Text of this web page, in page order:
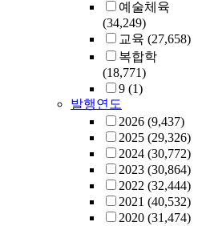
예술체육
(34,249)
교육 (27,658)
복합학
(18,771)
9 (1)
발행연도
2026 (9,437)
2025 (29,326)
2024 (30,772)
2023 (30,864)
2022 (32,444)
2021 (40,532)
2020 (31,474)